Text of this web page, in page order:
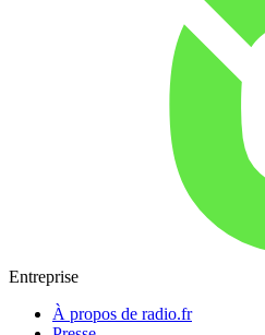
Entreprise
À propos de radio.fr